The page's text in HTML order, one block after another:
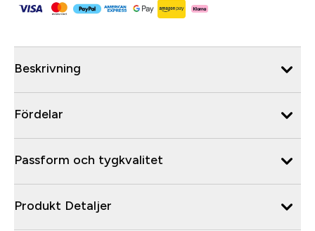
Beskrivning
Fördelar
Passform och tygkvalitet
Produkt Detaljer